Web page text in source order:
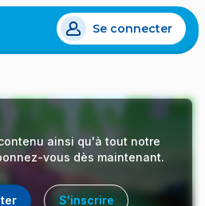
Se connecter
ainsi qu'à tout notre
vous dès maintenant.
S'inscrire